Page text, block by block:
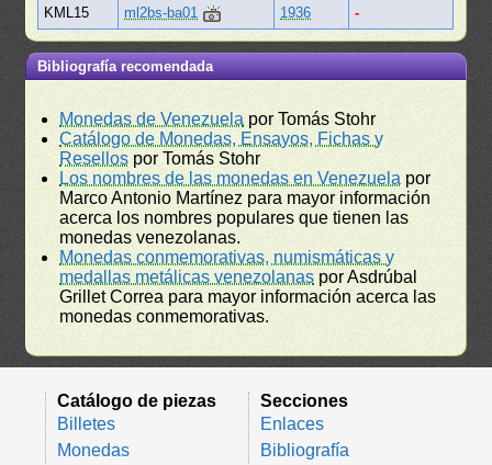
KML15
ml2bs-ba01 1936 -
Bibliografía recomendada
Monedas de Venezuela por Tomás Stohr
Catálogo de Monedas, Ensayos, Fichas y
Resellos por Tomás Stohr
Los nombres de las monedas en Venezuela por
Marco Antonio Martínez para mayor información
acerca los nombres populares que tienen las
monedas venezolanas.
Monedas conmemorativas, numismáticas y
medallas metálicas venezolanas por Asdrúbal
Grillet Correa para mayor información acerca las
monedas conmemorativas.
Catálogo de piezas
Billetes
Monedas
Secciones
Enlaces
Bibliografía